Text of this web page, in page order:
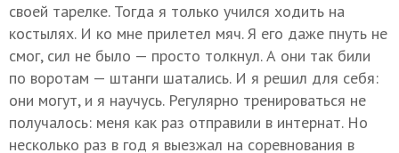
своей тарелке. Тогда я только учился ходить на
костылях. И ко мне прилетел мяч. Я его даже пнуть не
смог, сил не было — просто толкнул. А они так били
по воротам — штанги шатались. И я решил для себя:
они могут, и я научусь. Регулярно тренироваться не
получалось: меня как раз отправили в интернат. Но
несколько раз в год я выезжал на соревнования в